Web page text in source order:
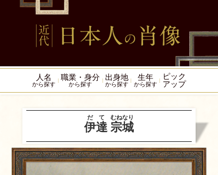
人名
から探す
職業・身分
から探す
出身地
から探す
生年
から探す
ピック
アップ
伊達
だて
宗城
むねなり